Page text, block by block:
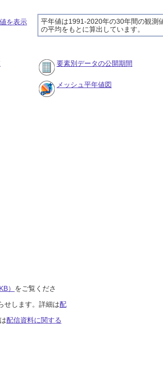
平年値は1991-2020年の30年間の観測
の平均をもとに算出しています。
を表示
要素別データの公開期間
メッシュ平年値図
） をご覧くださ
せします。詳細は配
配信資料に関する